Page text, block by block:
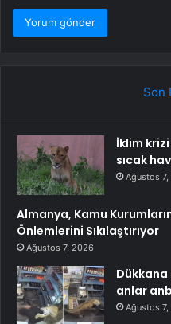
Son
İklim
sıcak
Ağustos
Almanya, Kamu
Önlemlerini Sıkılaştırıyor
Ağustos 7, 2026
anlar
Ağustos